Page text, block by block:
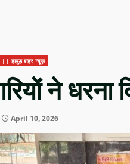
हापुड़ शहर न्यूज़
ने धरना
April 10, 2026